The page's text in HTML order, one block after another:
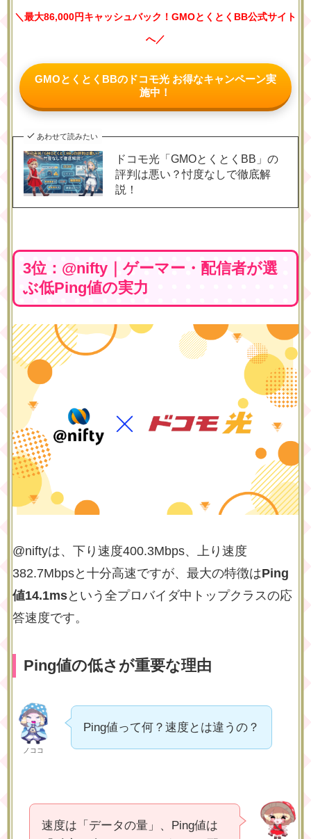
＼最大86,000円キャッシュバック！GMOとくとくBB公式サイト
へ／
GMOとくとくBBのドコモ光 お得なキャンペーン実
施中！
あわせて読みたい
ドコモ光「GMOとくとくBB」の
評判は悪い？忖度なしで徹底解
説！
3位：@nifty｜ゲーマー・配信者が選
ぶ低Ping値の実力
@niftyは、下り速度400.3Mbps、上り速度
382.7Mbpsと十分高速ですが、最大の特徴はPing
値14.1msという全プロバイダ中トップクラスの応
答速度です。
Ping値の低さが重要な理由
ノココ
Ping値って何？速度とは違うの？
速度は「データの量」、Ping値は